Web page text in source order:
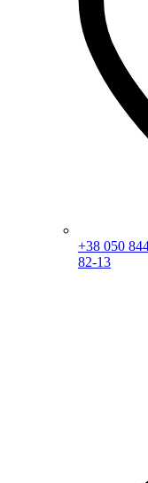
+38 050
82-13